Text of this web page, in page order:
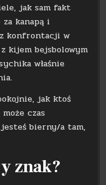
jak sam fakt
kanapą i
konfrontacji w
kijem bejsbolowym
właśnie
jak ktoś
czas
bierny/a tam,
znak?